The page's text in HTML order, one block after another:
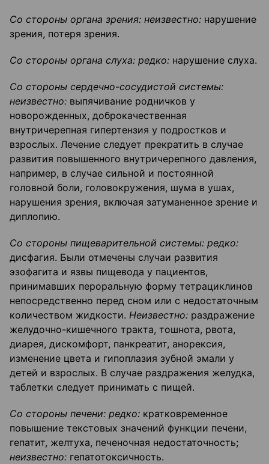
Со стороны органа зрения: неизвестно: нарушение
зрения, потеря зрения.
Со стороны органа слуха: редко: нарушение слуха.
Со стороны сердечно-сосудистой системы:
неизвестно: выпячивание родничков у
новорожденных, доброкачественная
внутричерепная гипертензия у подростков и
взрослых. Лечение следует прекратить в случае
развития повышенного внутричерепного давления,
например, в случае сильной и постоянной
головной боли, головокружения, шума в ушах,
нарушения зрения, включая затуманенное зрение и
диплопию.
Со стороны пищеварительной системы: редко:
дисфагия. Были отмечены случаи развития
эзофагита и язвы пищевода у пациентов,
принимавших пероральную форму тетрациклинов
непосредственно перед сном или с недостаточным
количеством жидкости. Неизвестно: раздражение
желудочно-кишечного тракта, тошнота, рвота,
диарея, дискомфорт, панкреатит, анорексия,
изменение цвета и гипоплазия зубной эмали у
детей и взрослых. В случае раздражения желудка,
таблетки следует принимать с пищей.
Со стороны печени: редко: кратковременное
повышение текстовых значений функции печени,
гепатит, желтуха, печеночная недостаточность;
неизвестно: гепатотоксичность.